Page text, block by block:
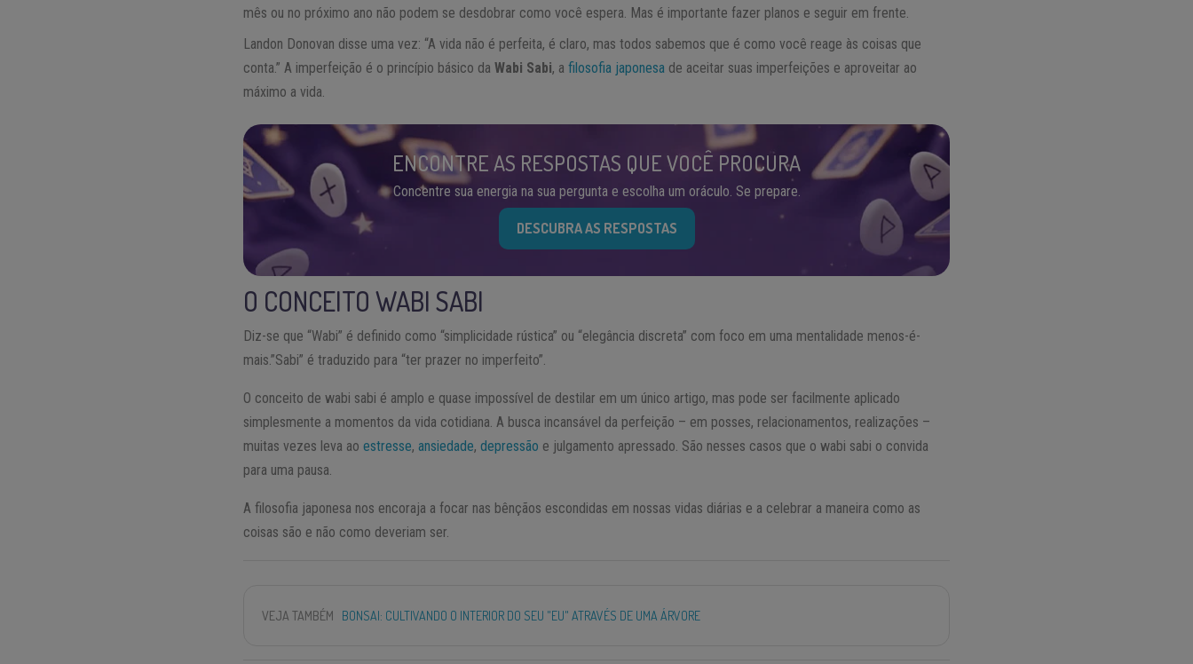
mês ou no próximo ano não podem se desdobrar como você espera. Mas é importante fazer planos e seguir em frente.
Landon Donovan disse uma vez: “A vida não é perfeita, é claro, mas todos sabemos que é como você reage às coisas que
conta.” A imperfeição é o princípio básico daWabi Sabi, afilosofia japonesa de aceitar suas imperfeições e aproveitar ao
máximo a vida.
ENCONTRE AS RESPOSTAS QUE VOCÊ PROCURA
Concentre sua energia na sua pergunta e escolha um oráculo. Se prepare.
DESCUBRA AS RESPOSTAS
O CONCEITO WABI SABI
Diz-se que “Wabi” é definido como “simplicidade rústica” ou “elegância discreta” com foco em uma mentalidade menos-é-
mais.”Sabi” é traduzido para “ter prazer no imperfeito”.
O conceito de wabi sabi é amplo e quase impossível de destilar em um único artigo, mas pode ser facilmente aplicado
simplesmente a momentos da vida cotidiana. A busca incansável da perfeição – em posses, relacionamentos, realizações –
muitas vezes leva aoestresse,ansiedade,depressão e julgamento apressado. São nesses casos que o wabi sabi o convida
para uma pausa.
A filosofia japonesa nos encoraja a focar nas bênçãos escondidas em nossas vidas diárias e a celebrar a maneira como as
coisas são e não como deveriam ser.
VEJA TAMBÉM BONSAI: CULTIVANDO O INTERIOR DO SEU "EU" ATRAVÉS DE UMA ÁRVORE